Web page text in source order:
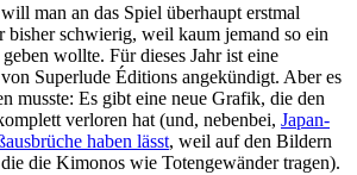
man an das Spiel überhaupt erstmal
bisher schwierig, weil kaum jemand so ein
wollte. Für dieses Jahr ist eine
Superlude Éditions angekündigt. Aber es
musste: Es gibt eine neue Grafik, die den
verloren hat (und, nebenbei, Japan-
haben lässt, weil auf den Bildern
die Kimonos wie Totengewänder tragen).